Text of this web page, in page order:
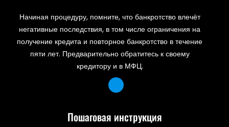
Начиная процедуру, помните, что банкротство влечёт
негативные последствия, в том числе ограничения на
получение кредита и повторное банкротство в течение
пяти лет. Предварительно обратитесь к своему
кредитору и в МФЦ.
Пошаговая инструкция